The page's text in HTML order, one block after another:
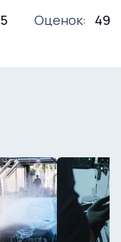
Оценок: 49